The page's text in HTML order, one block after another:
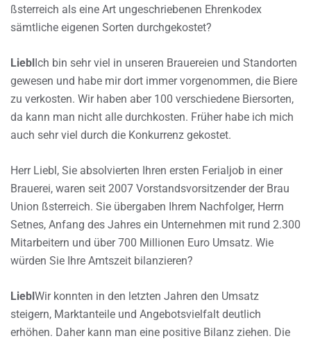
ßsterreich als eine Art ungeschriebenen Ehrenkodex
sämtliche eigenen Sorten durchgekostet?
LieblIch bin sehr viel in unseren Brauereien und Standorten
gewesen und habe mir dort immer vorgenommen, die Biere
zu verkosten. Wir haben aber 100 verschiedene Biersorten,
da kann man nicht alle durchkosten. Früher habe ich mich
auch sehr viel durch die Konkurrenz gekostet.
Herr Liebl, Sie absolvierten Ihren ersten Ferialjob in einer
Brauerei, waren seit 2007 Vorstandsvorsitzender der Brau
Union ßsterreich. Sie übergaben Ihrem Nachfolger, Herrn
Setnes, Anfang des Jahres ein Unternehmen mit rund 2.300
Mitarbeitern und über 700 Millionen Euro Umsatz. Wie
würden Sie Ihre Amtszeit bilanzieren?
LieblWir konnten in den letzten Jahren den Umsatz
steigern, Marktanteile und Angebotsvielfalt deutlich
erhöhen. Daher kann man eine positive Bilanz ziehen. Die